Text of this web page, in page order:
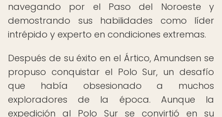
navegando por el Paso del Noroeste y
demostrando sus habilidades como líder
intrépido y experto en condiciones extremas.
Después de su éxito en el Ártico, Amundsen se
propuso conquistar el Polo Sur, un desafío
que había obsesionado a muchos
exploradores de la época. Aunque la
expedición al Polo Sur se convirtió en su